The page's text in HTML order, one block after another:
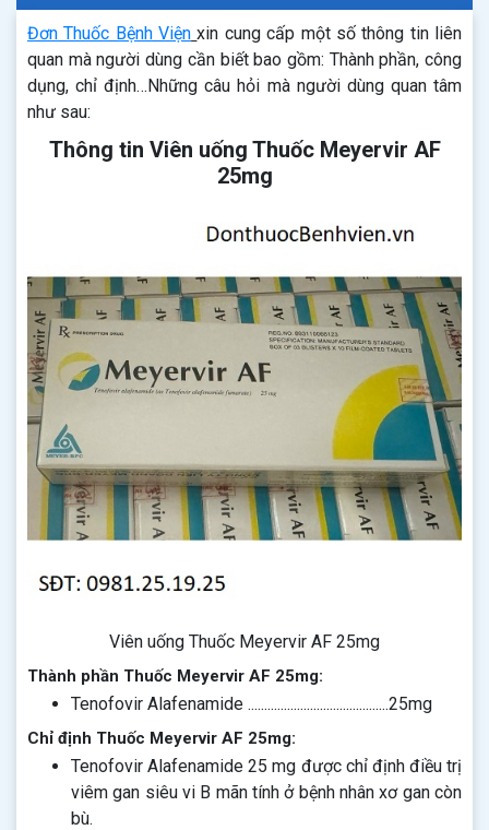
Đơn Thuốc Bệnh Viện xin cung cấp một số thông tin liên
quan mà người dùng cần biết bao gồm: Thành phần, công
dụng, chỉ định…Những câu hỏi mà người dùng quan tâm
như sau:
Thông tin Viên uống Thuốc Meyervir AF
25mg
Viên uống Thuốc Meyervir AF 25mg
Thành phần Thuốc Meyervir AF 25mg:
Tenofovir Alafenamide ...........................................25mg
Chỉ định Thuốc Meyervir AF 25mg:
Tenofovir Alafenamide 25 mg được chỉ định điều trị
viêm gan siêu vi B mãn tính ở bệnh nhân xơ gan còn
bù.